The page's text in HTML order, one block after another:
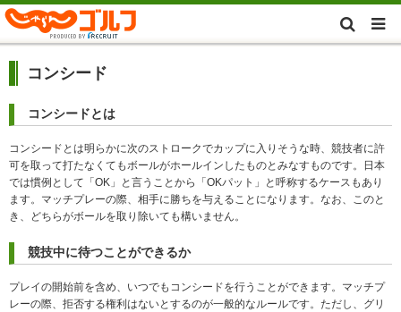
コンシード
コンシードとは
コンシードとは明らかに次のストロークでカップに入りそうな時、競技者に許
可を取って打たなくてもボールがホールインしたものとみなすものです。日本
では慣例として「OK」と言うことから「OKパット」と呼称するケースもあり
ます。マッチプレーの際、相手に勝ちを与えることになります。なお、このと
き、どちらがボールを取り除いても構いません。
競技中に待つことができるか
プレイの開始前を含め、いつでもコンシードを行うことができます。マッチプ
レーの際、拒否する権利はないとするのが一般的なルールです。ただし、グリ